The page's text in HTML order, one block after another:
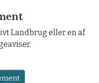
Landbrug eller en af